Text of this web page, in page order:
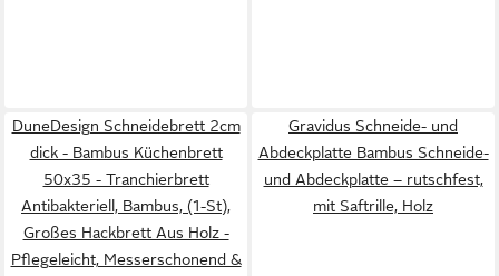
DuneDesign Schneidebrett 2cm
dick - Bambus Küchenbrett
50x35 - Tranchierbrett
Antibakteriell, Bambus, (1-St),
Großes Hackbrett Aus Holz -
Pflegeleicht, Messerschonend &
Gravidus Schneide- und
Abdeckplatte Bambus Schneide-
und Abdeckplatte – rutschfest,
mit Saftrille, Holz